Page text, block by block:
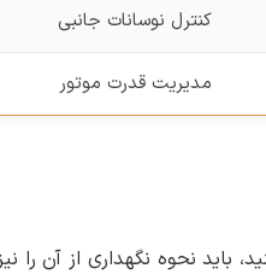
کنترل نوسانات جانبی
مدیریت قدرت موتور
باید نحوه نگهداری از آن